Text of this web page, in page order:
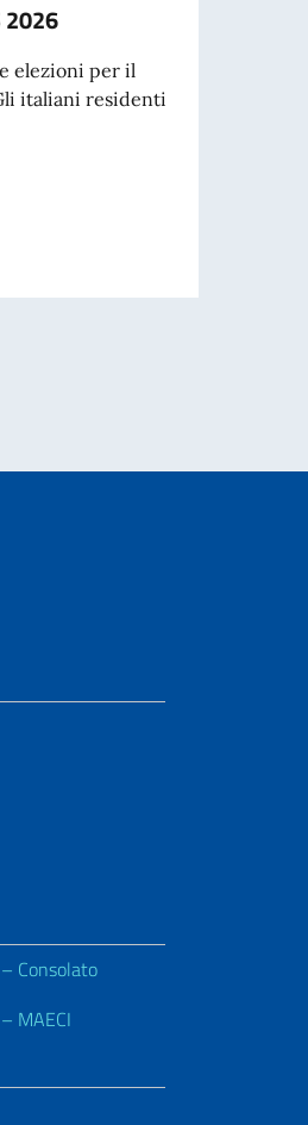
2026
elezioni per il
italiani residenti
Consolato
MAECI